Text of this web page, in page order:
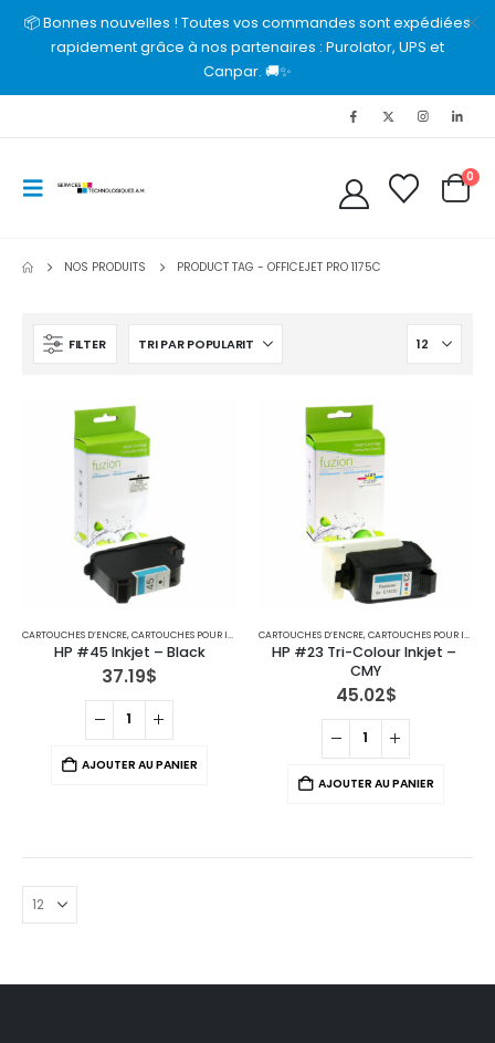
📦 Bonnes nouvelles ! Toutes vos commandes sont expédiées
rapidement grâce à nos partenaires : Purolator, UPS et
Canpar. 🚚✨
0
NOS PRODUITS PRODUCT TAG -OFFICEJET PRO 1175C
FILTER
CARTOUCHES D’ENCRE,CARTOUCHES POUR IMPRIMANTES HP
HP #45 Inkjet – Black
37.19$
AJOUTER AU PANIER
CARTOUCHES D’ENCRE,CARTOUCHES POUR IMPRIMANTES HP
HP #23 Tri-Colour Inkjet –
CMY
45.02$
AJOUTER AU PANIER